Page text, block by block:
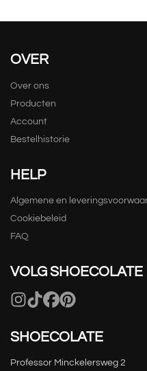
OVER
Over ons
Producten
Account
Bestelhistorie
HELP
Algemene en
Cookiebeleid
FAQ
VOLG SHOECOLATE
SHOECOLATE
Professor Minckelersweg 2